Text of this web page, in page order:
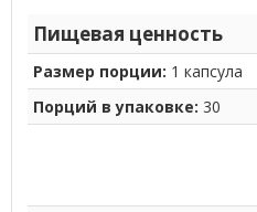
Пищевая ценность
Размер порции: 1 капсула
Порций в упаковке: 30